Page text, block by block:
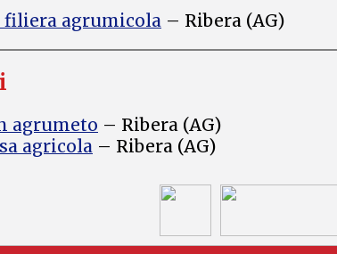
filiera agrumicola – Ribera (AG)
agrumeto – Ribera (AG)
agricola – Ribera (AG)